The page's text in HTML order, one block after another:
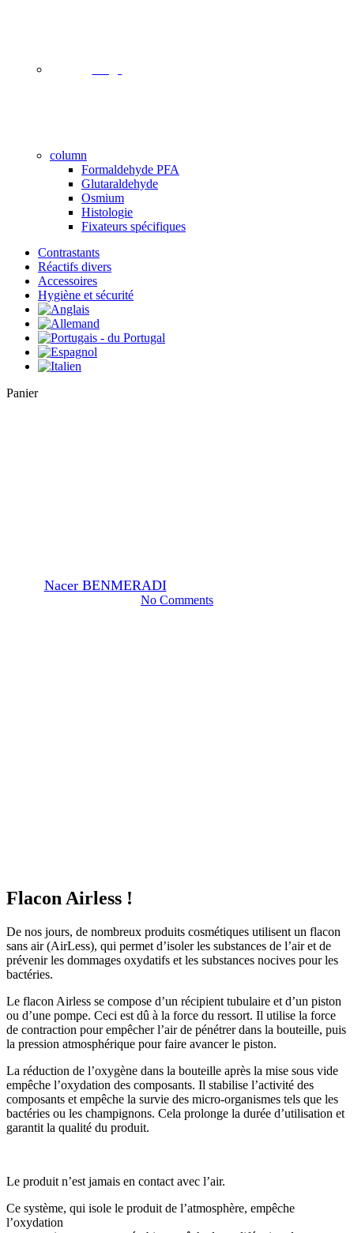
column
Formaldehyde PFA
Glutaraldehyde
Osmium
Histologie
Fixateurs spécifiques
Contrastants
Réactifs divers
Accessoires
Hygiène et sécurité
PanierClose
Nacer BENMERADI24 octobre 2023
No Comments
Flacon Airless !
De nos jours, de nombreux produits cosmétiques utilisent un flacon
sans air (AirLess), qui permet d’isoler les substances de l’air et de
prévenir les dommages oxydatifs et les substances nocives pour les
bactéries.
Le flacon Airless se compose d’un récipient tubulaire et d’un piston
ou d’une pompe. Ceci est dû à la force du ressort. Il utilise la force
de contraction pour empêcher l’air de pénétrer dans la bouteille, puis
la pression atmosphérique pour faire avancer le piston.
La réduction de l’oxygène dans la bouteille après la mise sous vide
empêche l’oxydation des composants. Il stabilise l’activité des
composants et empêche la survie des micro-organismes tels que les
bactéries ou les champignons. Cela prolonge la durée d’utilisation et
garantit la qualité du produit.
Le produit n’est jamais en contact avec l’air.
Ce système, qui isole le produit de l’atmosphère, empêche
l’oxydation